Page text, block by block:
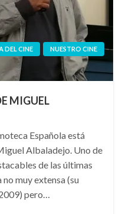
DEL CINE
NUESTRO CINE
MIGUEL
Española está
Albaladejo. Uno de
de las últimas
muy extensa (su
pero…